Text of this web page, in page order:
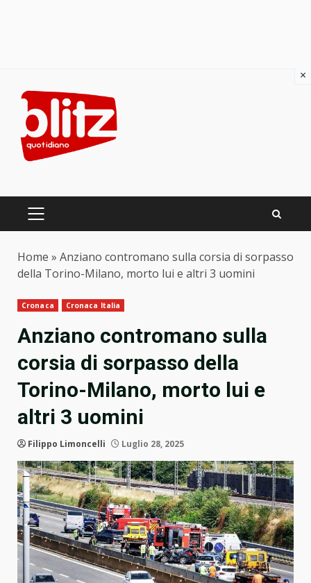
content
PRIMARY
Home » Anziano contromano sulla corsia di sorpasso
della Torino-Milano, morto lui e altri 3 uomini
Cronaca Cronaca Italia
Anziano contromano sulla
corsia di sorpasso della
Torino-Milano, morto lui e
altri 3 uomini
Filippo Limoncelli Luglio 28, 2025
×